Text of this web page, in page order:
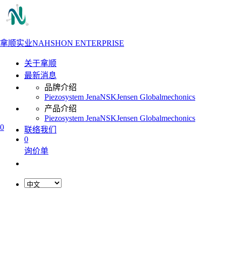
拿顺实业NAHSHON ENTERPRISE
0
关于拿顺
最新消息
品牌介绍
Piezosystem JenaNSKJensen Globalmechonics
产品介绍
Piezosystem JenaNSKJensen Globalmechonics
联络我们
0
询价单